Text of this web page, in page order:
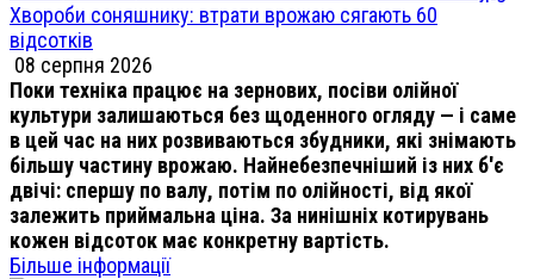
Хвороби соняшнику: втрати врожаю сягають 60
відсотків
08 серпня 2026
Поки техніка працює на зернових, посіви олійної
культури залишаються без щоденного огляду — і саме
в цей час на них розвиваються збудники, які знімають
більшу частину врожаю. Найнебезпечніший із них б'є
двічі: спершу по валу, потім по олійності, від якої
залежить приймальна ціна. За нинішніх котирувань
кожен відсоток має конкретну вартість.
Більше інформації